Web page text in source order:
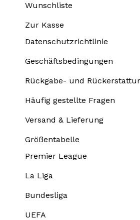
Wunschliste
Zur Kasse
Datenschutzrichtlinie
Geschäftsbedingungen
Rückgabe- und
Häufig gestellte Fragen
Versand & Lieferung
Größentabelle
Premier League
La Liga
Bundesliga
UEFA